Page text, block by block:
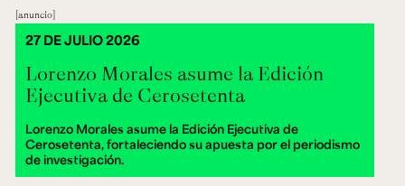
anuncio
Lorenzo Morales asume la Edición
Ejecutiva de Cerosetenta
Lorenzo Morales asume la Edición Ejecutiva de
Cerosetenta, fortaleciendo su apuesta por el periodismo
de investigación.
27 DE JULIO 2026